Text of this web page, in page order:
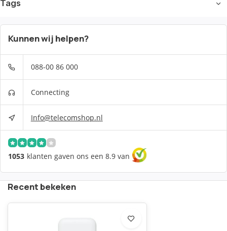
Tags
Kunnen wij helpen?
088-00 86 000
Connecting
Info@telecomshop.nl
1053 klanten gaven ons een 8.9 van
Recent bekeken